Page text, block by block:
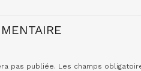
pas publiée. Les champs